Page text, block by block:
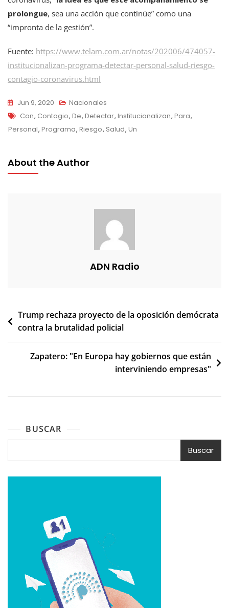
prolongue, sea una acción que continúe” como una
“impronta de la gestión”.
Fuente: https://www.telam.com.ar/notas/202006/474057-
institucionalizan-programa-detectar-personal-salud-riesgo-
contagio-coronavirus.html
Jun 9, 2020
Nacionales
Tags
Con, Contagio, De, Detectar, Institucionalizan, Para,
Personal, Programa, Riesgo, Salud, Un
About the Author
ADN Radio
Navegación
de
Trump rechaza proyecto de la oposición demócrata
contra la brutalidad policial
Zapatero: "En Europa hay gobiernos que están
interviniendo empresas"
BUSCAR
Buscar